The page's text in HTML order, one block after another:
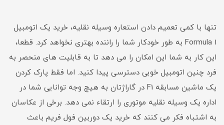
تنها با کمی تعمیم دادن استعاره وسیله نقلیه، خرید یک اتومبیل
Formula 1 به طور خودکار شما را راننده بهتری نخواهد کرد. قطعا،
این کار به شما این امکان را می دهد تا به قابلیت های منحصر به
فرد چنین اتومبیل خوبی دسترسی پیدا کنید. اما فقط پارک کردن
یک ماشین مسابقه F1 در گاراژتان به هیچ وجه توانایی شما در
اداره یک وسیله نقلیه موتوری را ارتقاء نمی دهد. برخی از عکاسان
به اشتباه فکر می کنند که خرید یک دوربین فول فریم باعث